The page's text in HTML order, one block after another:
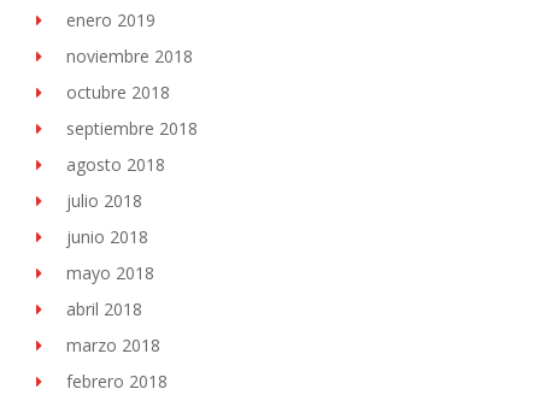
enero 2019
noviembre 2018
octubre 2018
septiembre 2018
agosto 2018
julio 2018
junio 2018
mayo 2018
abril 2018
marzo 2018
febrero 2018